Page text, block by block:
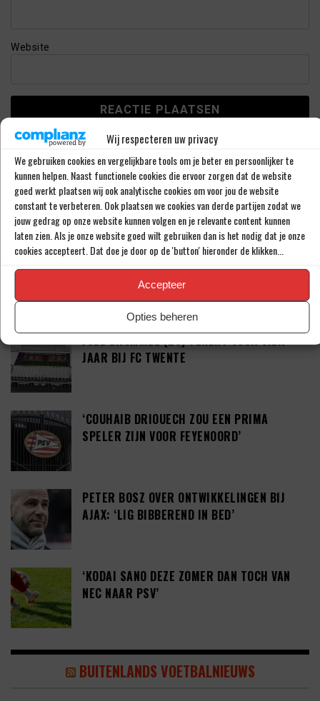
Wij respecteren uw privacy
We gebruiken cookies en vergelijkbare tools om je beter en persoonlijker te
kunnen helpen. Naast functionele cookies die ervoor zorgen dat de website
goed werkt plaatsen wij ook analytische cookies om voor jou de website
constant te verbeteren. Ook plaatsen we cookies van derde partijen zodat we
jouw gedrag op onze website kunnen volgen en je relevante content kunnen
laten zien. Als je onze website goed wilt gebruiken dan is het nodig dat je onze
cookies accepteert. Dat doe je door op de 'button' hieronder de klikken...
Accepteer
Opties beheren
Website
This site uses Akismet to reduce spam.Learn how your
comment data is processed.
LAATSTE BERICHTEN
‘PSV WIL ZICH GAAN VERSTERKEN MET 29-
JARIGE ADAMA CAMARA’
JOEL DROMMEL (29) TEKENT VOOR VIER
JAAR BIJ FC TWENTE
‘COUHAIB DRIOUECH ZOU EEN PRIMA
SPELER ZIJN VOOR FEYENOORD’
PETER BOSZ OVER ONTWIKKELINGEN BIJ
AJAX: ‘LIG BIBBEREND IN BED’
‘KODAI SANO DEZE ZOMER DAN TOCH VAN
NEC NAAR PSV’
BUITENLANDS VOETBALNIEUWS